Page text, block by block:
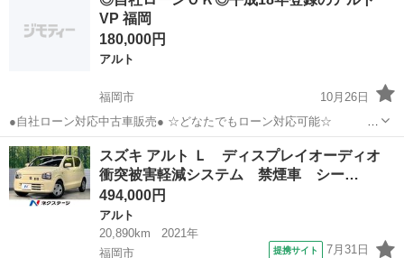
組めない方 ４、他社様で...
VP 福岡
180,000円
アルト
福岡市
10月26日
●自社ローン対応中古車販売● ☆どなたでもローン対応可能☆
１、勤続年数の短い方や自営業の方 ２、パートをされる主婦の
方や派遣社員の方 ３、自己破産等をされた方やローンが組めない方
４、他社様で...
福岡 福岡市 アルト 車両
スズキ アルト Ｌ ディスプレイオーディオ
衝突被害軽減システム 禁煙車 シー…
494,000円
アルト
20,890km
2021年
福岡市
提携サイト 7月31日